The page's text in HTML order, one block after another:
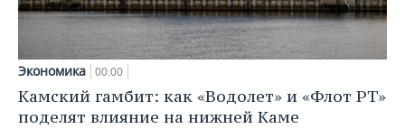
Экономика 00:00
Камский гамбит: как «Водолет» и «Флот РТ»
поделят влияние на нижней Каме